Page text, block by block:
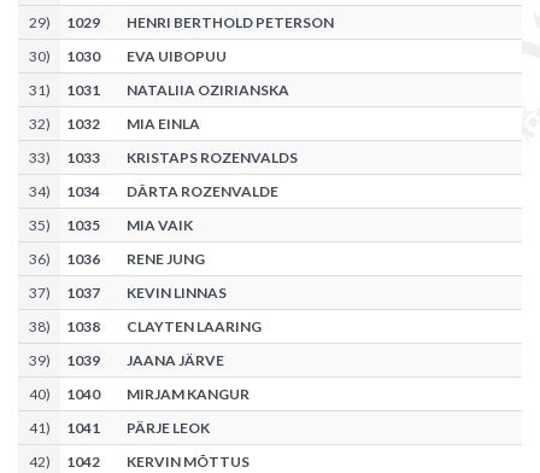
29) 1029
HENRI BERTHOLD PETERSON
30) 1030
EVA UIBOPUU
31) 1031
NATALIIA OZIRIANSKA
32) 1032
MIA EINLA
33) 1033
KRISTAPS ROZENVALDS
34) 1034
DÂRTA ROZENVALDE
35) 1035
MIA VAIK
36) 1036
RENE JUNG
37) 1037
KEVIN LINNAS
38) 1038
CLAYTEN LAARING
39) 1039
JAANA JÄRVE
40) 1040
MIRJAM KANGUR
41) 1041
PÄRJE LEOK
42) 1042
KERVIN MÕTTUS